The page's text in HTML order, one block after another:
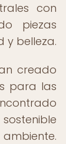
con
piezas
y belleza.
creado
para las